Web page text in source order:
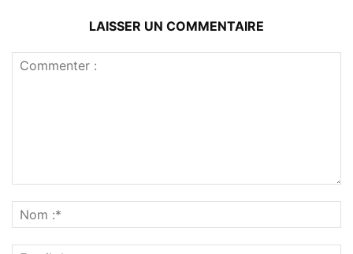
LAISSER UN COMMENTAIRE